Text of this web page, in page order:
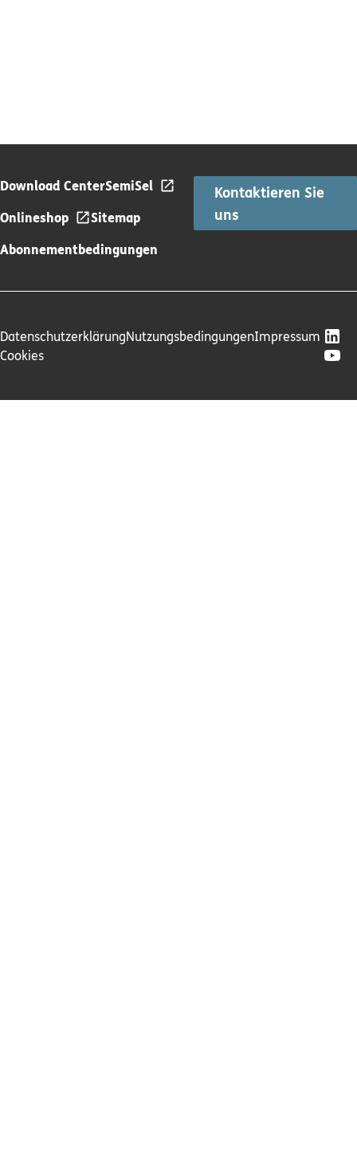
Download CenterSemiSel
Onlineshop
Sitemap
Abonnementbedingungen
Kontaktieren Sie
uns
DatenschutzerklärungNutzungsbedingungenImpressum
Cookies